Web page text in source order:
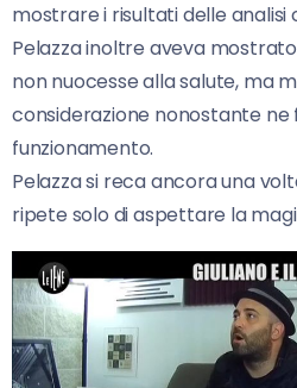
mostrare i risultati delle analisi
Pelazza inoltre aveva
non nuocesse alla salute, ma
considerazione nonostante
funzionamento.
Pelazza si reca ancora una
ripete solo di aspettare la